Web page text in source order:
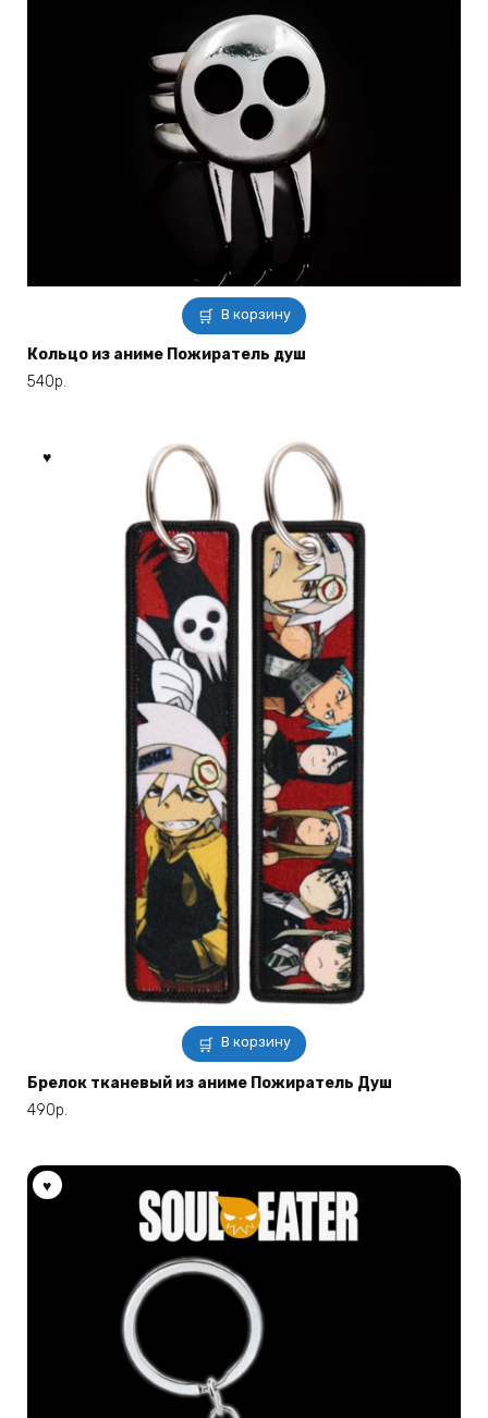
В корзину
Кольцо из аниме Пожиратель душ
540р.
В корзину
Брелок тканевый из аниме Пожиратель Душ
490р.